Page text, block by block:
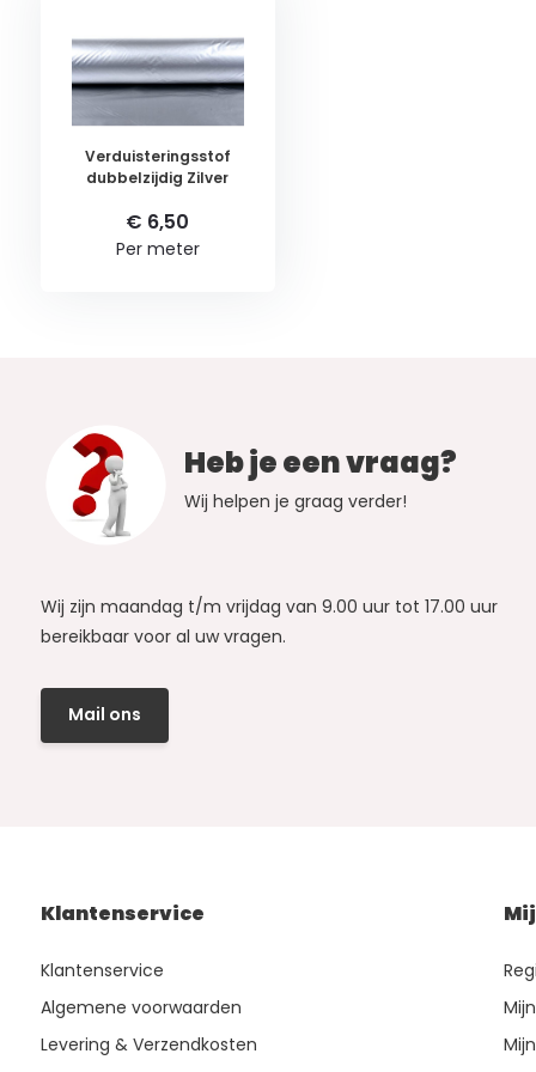
Verduisteringsstof
dubbelzijdig Zilver
€ 6,50
Per meter
Heb je een vraag?
Wij helpen je graag verder!
Wij zijn maandag t/m vrijdag van 9.00 uur tot 17.00 uur
bereikbaar voor al uw vragen.
Mail ons
Klantenservice
Klantenservice
Algemene voorwaarden
Levering & Verzendkosten